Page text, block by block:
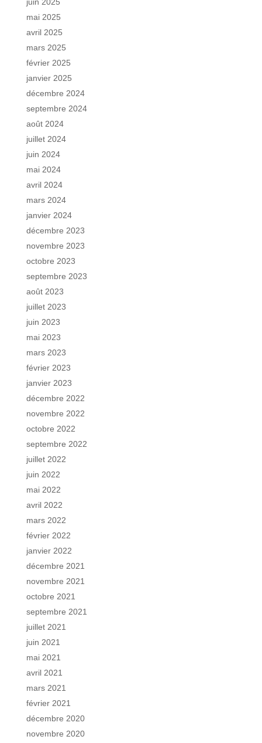
mai 2025
avril 2025
mars 2025
février 2025
janvier 2025
décembre 2024
septembre 2024
août 2024
juillet 2024
juin 2024
mai 2024
avril 2024
mars 2024
janvier 2024
décembre 2023
novembre 2023
octobre 2023
septembre 2023
août 2023
juillet 2023
juin 2023
mai 2023
mars 2023
février 2023
janvier 2023
décembre 2022
novembre 2022
octobre 2022
septembre 2022
juillet 2022
juin 2022
mai 2022
avril 2022
mars 2022
février 2022
janvier 2022
décembre 2021
novembre 2021
octobre 2021
septembre 2021
juillet 2021
juin 2021
mai 2021
avril 2021
mars 2021
février 2021
décembre 2020
novembre 2020